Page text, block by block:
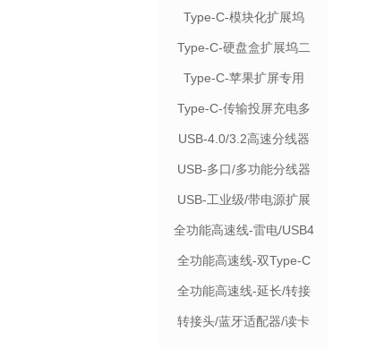
展
Type-C-模块化扩展坞
Type-C-硬盘盒扩展坞二
合一
Type-C-苹果扩屏专用
Type-C-传输投屏充电多
功能
USB-4.0/3.2高速分线器
USB-多口/多功能分线器
USB-工业级/带电源扩展
全功能高速线-雷电/USB4
全功能高速线-双Type-C
全功能高速线-延长/转接
转接头/蓝牙适配器/读卡